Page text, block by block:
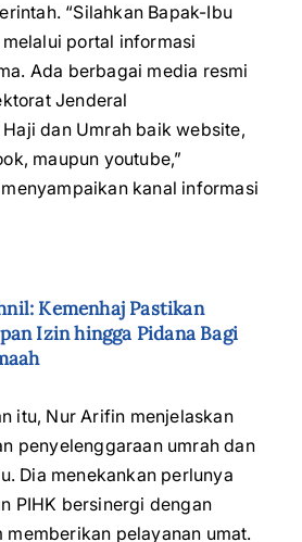
“Silahkan Bapak-Ibu
portal informasi
Ada berbagai media resmi
Jenderal
dan Umrah baik website,
maupun youtube,”
kanal informasi
Kemenhaj Pastikan
Izin hingga Pidana Bagi
itu, Nur Arifin menjelaskan
penyelenggaraan umrah dan
Dia menekankan perlunya
PIHK bersinergi dengan
memberikan pelayanan umat.